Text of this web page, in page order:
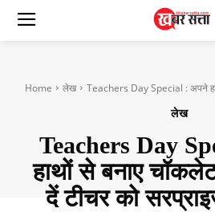
Home लेख Teachers Day Special : अपने
लेख
Teachers Day
हाथों से बनाए
दें टीचर को